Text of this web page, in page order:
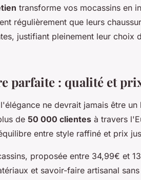
transforme vos mocassins en
régulièrement que leurs
justifiant pleinement leur choix
parfaite : qualité et
ne devrait jamais être
de 50 000 clientes à travers
entre style raffiné et prix
proposée entre 34,99€ et
et savoir-faire artisanal